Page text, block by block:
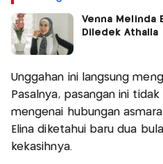
Venna Melinda
Diledek Athalla
Unggahan ini langsung
Pasalnya, pasangan ini
mengenai hubungan
Elina diketahui baru dua
kekasihnya.